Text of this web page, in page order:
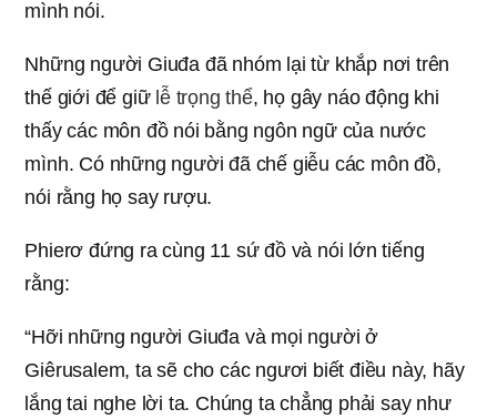
mình nói.
Những người Giuđa đã nhóm lại từ khắp nơi trên
thế giới để giữ lễ trọng thể, họ gây náo động khi
thấy các môn đồ nói bằng ngôn ngữ của nước
mình. Có những người đã chế giễu các môn đồ,
nói rằng họ say rượu.
Phierơ đứng ra cùng 11 sứ đồ và nói lớn tiếng
rằng:
“Hỡi những người Giuđa và mọi người ở
Giêrusalem, ta sẽ cho các ngươi biết điều này, hãy
lắng tai nghe lời ta. Chúng ta chẳng phải say như